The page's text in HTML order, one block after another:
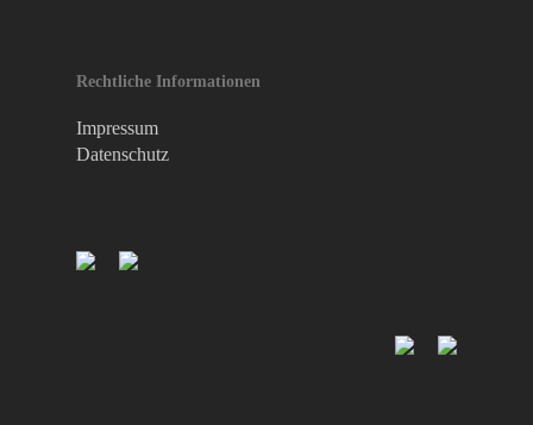
Rechtliche Informationen
Impressum
Datenschutz